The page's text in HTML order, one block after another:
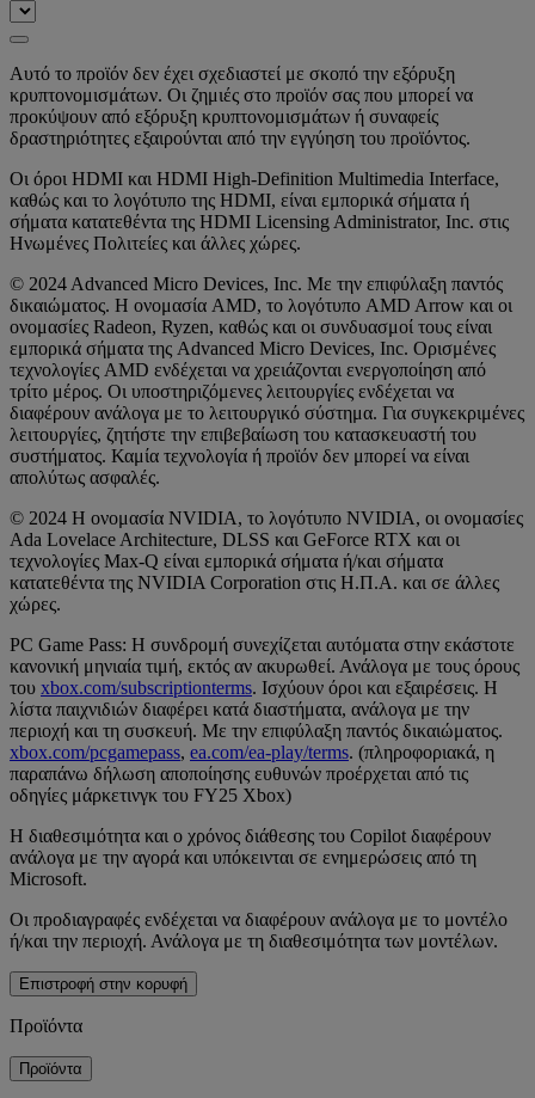
Αυτό το προϊόν δεν έχει σχεδιαστεί με σκοπό την εξόρυξη
κρυπτονομισμάτων. Οι ζημιές στο προϊόν σας που μπορεί να
προκύψουν από εξόρυξη κρυπτονομισμάτων ή συναφείς
δραστηριότητες εξαιρούνται από την εγγύηση του προϊόντος.
Οι όροι HDMI και HDMI High-Definition Multimedia Interface,
καθώς και το λογότυπο της HDMI, είναι εμπορικά σήματα ή
σήματα κατατεθέντα της HDMI Licensing Administrator, Inc. στις
Ηνωμένες Πολιτείες και άλλες χώρες.
© 2024 Advanced Micro Devices, Inc. Με την επιφύλαξη παντός
δικαιώματος. Η ονομασία AMD, το λογότυπο AMD Arrow και οι
ονομασίες Radeon, Ryzen, καθώς και οι συνδυασμοί τους είναι
εμπορικά σήματα της Advanced Micro Devices, Inc. Ορισμένες
τεχνολογίες AMD ενδέχεται να χρειάζονται ενεργοποίηση από
τρίτο μέρος. Οι υποστηριζόμενες λειτουργίες ενδέχεται να
διαφέρουν ανάλογα με το λειτουργικό σύστημα. Για συγκεκριμένες
λειτουργίες, ζητήστε την επιβεβαίωση του κατασκευαστή του
συστήματος. Καμία τεχνολογία ή προϊόν δεν μπορεί να είναι
απολύτως ασφαλές.
© 2024 Η ονομασία NVIDIA, το λογότυπο NVIDIA, οι ονομασίες
Ada Lovelace Architecture, DLSS και GeForce RTX και οι
τεχνολογίες Max-Q είναι εμπορικά σήματα ή/και σήματα
κατατεθέντα της NVIDIA Corporation στις Η.Π.Α. και σε άλλες
χώρες.
PC Game Pass: Η συνδρομή συνεχίζεται αυτόματα στην εκάστοτε
κανονική μηνιαία τιμή, εκτός αν ακυρωθεί. Ανάλογα με τους όρους
του xbox.com/subscriptionterms. Ισχύουν όροι και εξαιρέσεις. Η
λίστα παιχνιδιών διαφέρει κατά διαστήματα, ανάλογα με την
περιοχή και τη συσκευή. Με την επιφύλαξη παντός δικαιώματος.
xbox.com/pcgamepass, ea.com/ea-play/terms. (πληροφοριακά, η
παραπάνω δήλωση αποποίησης ευθυνών προέρχεται από τις
οδηγίες μάρκετινγκ του FY25 Xbox)
Η διαθεσιμότητα και ο χρόνος διάθεσης του Copilot διαφέρουν
ανάλογα με την αγορά και υπόκεινται σε ενημερώσεις από τη
Microsoft.
Οι προδιαγραφές ενδέχεται να διαφέρουν ανάλογα με το μοντέλο
ή/και την περιοχή. Ανάλογα με τη διαθεσιμότητα των μοντέλων.
Επιστροφή στην κορυφή
Προϊόντα
Προϊόντα